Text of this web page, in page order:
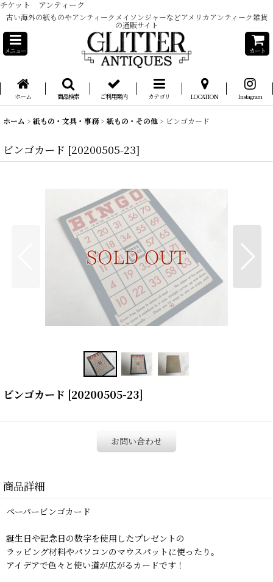
チケット アンティーク
古い海外の紙ものやアンティークメイソンジャーなどアメリカアンティーク雑貨
の通販サイト
メニュー カート
ホーム 商品検索 ご利用案内 カテゴリ LOCATION Instagram
ホーム > 紙もの・文具・事務> 紙もの・その他> ビンゴカード
ビンゴカード [20200505-23]
ビンゴカード [20200505-23]
お問い合わせ
商品詳細
ペーパービンゴカード
誕生日や記念日の数字を使用したプレゼントの
ラッピング材料やパソコンのマウスパットに使ったり。
アイデアで色々と使い道が広がるカードです！